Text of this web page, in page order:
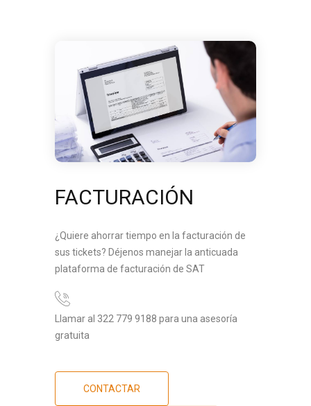
FACTURACIÓN
¿Quiere ahorrar tiempo en la facturación de
sus tickets? Déjenos manejar la anticuada
plataforma de facturación de SAT
Llamar al 322 779 9188 para una asesoría
gratuita
CONTACTAR